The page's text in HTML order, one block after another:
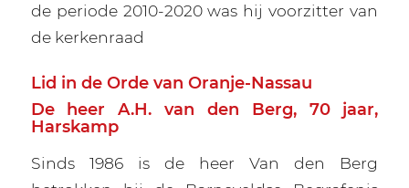
de periode 2010-2020 was hij voorzitter van
de kerkenraad
Lid in de Orde van Oranje-Nassau
De heer A.H. van den Berg, 70 jaar,
Harskamp
Sinds 1986 is de heer Van den Berg